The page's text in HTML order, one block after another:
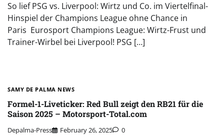
So lief PSG vs. Liverpool: Wirtz und Co. im Viertelfinal-
Hinspiel der Champions League ohne Chance in
Paris Eurosport Champions League: Wirtz-Frust und
Trainer-Wirbel bei Liverpool! PSG […]
SAMY DE PALMA NEWS
Formel-1-Liveticker: Red Bull zeigt den RB21 für die
Saison 2025 – Motorsport-Total.com
Depalma-Press February 26, 2025 0